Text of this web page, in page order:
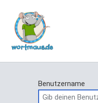
Benutzername